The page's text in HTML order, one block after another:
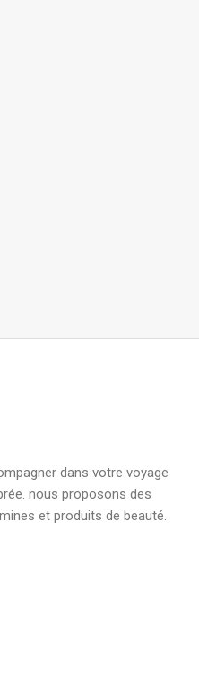
dans votre voyage
nous proposons des
et produits de beauté.